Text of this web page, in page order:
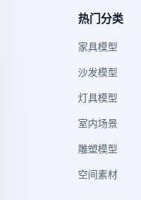
热门分类
家具模型
沙发模型
灯具模型
室内场景
雕塑模型
空间素材